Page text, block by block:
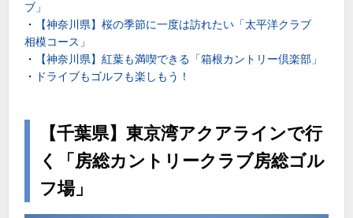
ブ」
・
【神奈川県】桜の季節に一度は訪れたい「太平洋クラブ
相模コース」
・
【神奈川県】紅葉も満喫できる「箱根カントリー倶楽部」
・
ドライブもゴルフも楽しもう！
【千葉県】東京湾アクアラインで行
く「房総カントリークラブ房総ゴル
フ場」